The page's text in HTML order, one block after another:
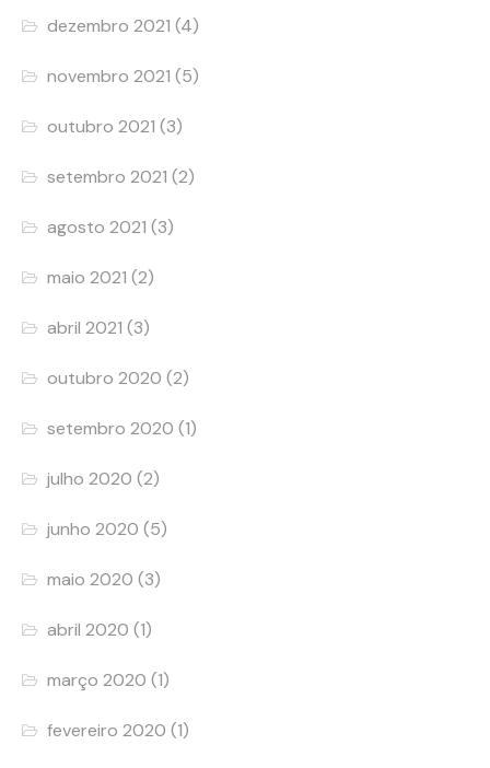
dezembro 2021 (4)
novembro 2021 (5)
outubro 2021 (3)
setembro 2021 (2)
agosto 2021 (3)
maio 2021 (2)
abril 2021 (3)
outubro 2020 (2)
setembro 2020 (1)
julho 2020 (2)
junho 2020 (5)
maio 2020 (3)
abril 2020 (1)
março 2020 (1)
fevereiro 2020 (1)